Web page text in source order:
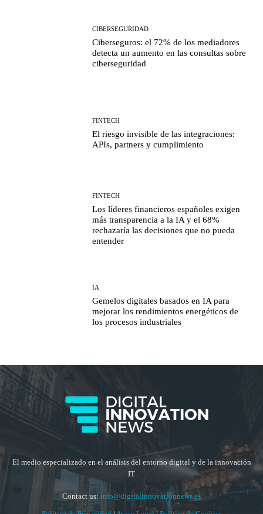
CIBERSEGURIDAD
Ciberseguros: el 72% de los mediadores
detecta un aumento en las consultas sobre
ciberseguridad
FINTECH
El riesgo invisible de las integraciones:
APIs, partners y cumplimiento
FINTECH
Los líderes financieros españoles exigen
más transparencia a la IA y el 68%
rechazaría las decisiones que no pueda
entender
IA
Gemelos digitales basados en IA para
mejorar los rendimientos energéticos de
los procesos industriales
El medio especializado en el análisis del entorno digital y de la innovación
IT
Contact us: info@digitalinnovationnews.es